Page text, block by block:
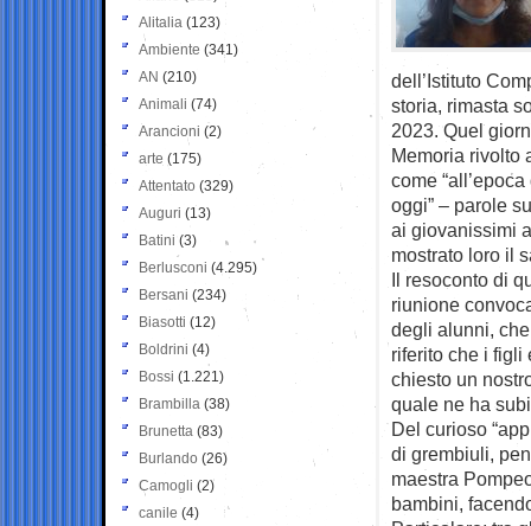
dell’Istituto
storia, rimasta
2023. Quel
Memoria rivolto
come
oggi” – parole
ai giovanissimi
mostrato loro il
Il resoconto di
riunione
degli alunni,
riferito che i figli
chiesto un
quale ne ha
Del curioso
di grembiuli,
maestra
bambini,
Alitalia (123)
Ambiente (341)
AN (210)
Animali (74)
Arancioni (2)
arte (175)
Attentato (329)
Auguri (13)
Batini (3)
Berlusconi (4.295)
Bersani (234)
Biasotti (12)
Boldrini (4)
Bossi (1.221)
Brambilla (38)
Brunetta (83)
Burlando (26)
Camogli (2)
canile (4)